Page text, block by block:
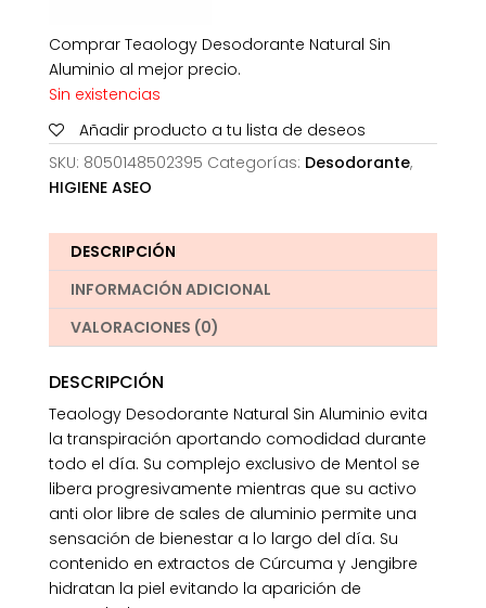
Comprar Teaology Desodorante Natural Sin
Aluminio al mejor precio.
Sin existencias
Añadir producto a tu lista de deseos
SKU: 8050148502395 Categorías: Desodorante,
HIGIENE ASEO
DESCRIPCIÓN
INFORMACIÓN ADICIONAL
VALORACIONES (0)
DESCRIPCIÓN
Teaology Desodorante Natural Sin Aluminio evita
la transpiración aportando comodidad durante
todo el día. Su complejo exclusivo de Mentol se
libera progresivamente mientras que su activo
anti olor libre de sales de aluminio permite una
sensación de bienestar a lo largo del día. Su
contenido en extractos de Cúrcuma y Jengibre
hidratan la piel evitando la aparición de